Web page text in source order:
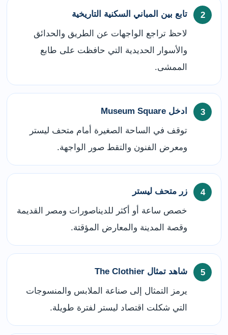
تابع بين المباني السكنية التاريخية
لاحظ تراجع الواجهات عن الطريق والحدائق
والأسوار الحديدية التي حافظت على طابع
الممشى.
ادخل Museum Square
توقف في الساحة الصغيرة أمام متحف ليستر
ومعرض الفنون والتقط صور الواجهة.
زر متحف ليستر
خصص ساعة أو أكثر للديناصورات ومصر القديمة
وقصة المدينة والمعارض المؤقتة.
شاهد تمثال The Clothier
يرمز التمثال إلى صناعة الملابس والمنسوجات
التي شكلت اقتصاد ليستر لفترة طويلة.